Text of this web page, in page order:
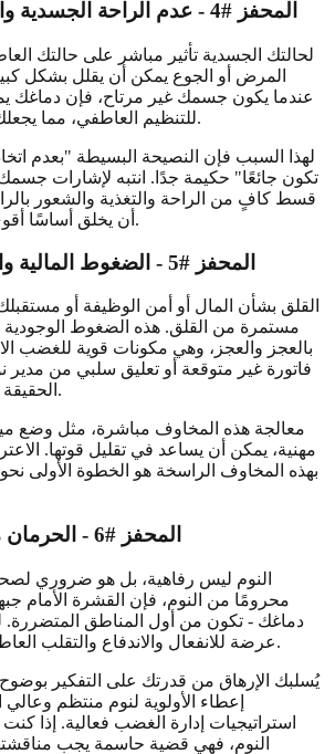
المحفز #4 - عدم الراحة الجسدية والعوامل البيولوجية
لحالتك الجسدية تأثير مباشر على حالتك
المرض أو الجوع يمكن أن يقلل بشكل
عندما يكون جسمك غير مرتاح، فإن دماغك
للتنظيم العاطفي، مما يجعلك أكثر عرضة للانفجار.
لهذا السبب فإن النصيحة البسيطة "بعدم
تكون جائعًا" حكيمة جدًا. انتبه لإشارات
قسط كافٍ من الراحة والتغذية والشعور
أن يخلق أساسًا أقوى للاستقرار العاطفي.
المحفز #5 - الضغوط المالية والمخاوف الوجودية
القلق بشأن المال أو أمن الوظيفة أو
مستمرة من القلق. هذه الضغوط
بالعجز والعجز، وهي مكونات قوية للغضب
فاتورة غير متوقعة أو تعليق سلبي من مدير
الحقيقة مرتبطة بمخاوف أكبر.
معالجة هذه المخاوف مباشرة، مثل وضع
مهنية، يمكن أن يساعد في تقليل قوتها.
بهذه المخاوف الراسخة هو الخطوة الأولى نحو
المحفز #6 - الحرمان من النوم والإرهاق
النوم ليس رفاهية، بل هو ضروري
محرومًا من النوم، فإن القشرة الأمام
دماغك - تكون من أول المناطق المتضررة.
عرضة للانفعال والاندفاع والتقلب العاطفي عندما تكون متعبًا.
يُسلبك الإرهاق من قدرتك على التفكير بوضوح
إعطاء الأولوية لنوم منتظم
استراتيجيات إدارة الغضب فعالية. إذا
النوم، فهي قضية حاسمة يجب